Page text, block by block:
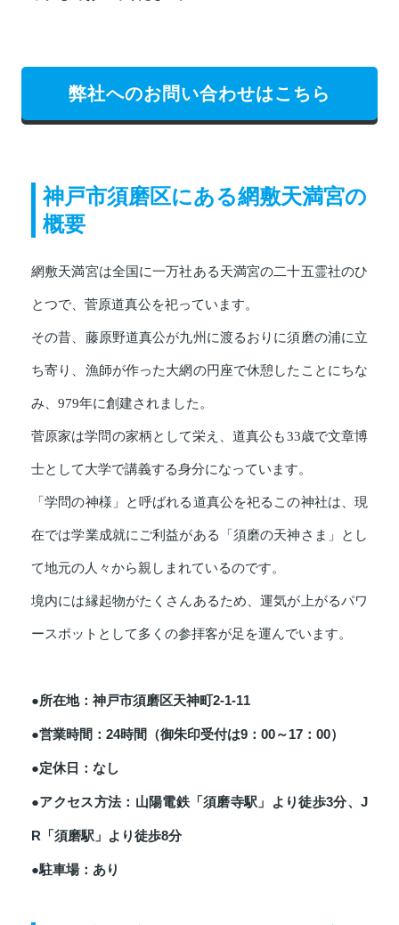
弊社へのお問い合わせはこちら
神戸市須磨区にある網敷天満宮の
概要
網敷天満宮は全国に一万社ある天満宮の二十五霊社のひ
とつで、菅原道真公を祀っています。
その昔、藤原野道真公が九州に渡るおりに須磨の浦に立
ち寄り、漁師が作った大網の円座で休憩したことにちな
み、979年に創建されました。
菅原家は学問の家柄として栄え、道真公も33歳で文章博
士として大学で講義する身分になっています。
「学問の神様」と呼ばれる道真公を祀るこの神社は、現
在では学業成就にご利益がある「須磨の天神さま」とし
て地元の人々から親しまれているのです。
境内には縁起物がたくさんあるため、運気が上がるパワ
ースポットとして多くの参拝客が足を運んでいます。
●所在地：神戸市須磨区天神町2-1-11
●営業時間：24時間（御朱印受付は9：00～17：00）
●定休日：なし
●アクセス方法：山陽電鉄「須磨寺駅」より徒歩3分、J
R「須磨駅」より徒歩8分
●駐車場：あり